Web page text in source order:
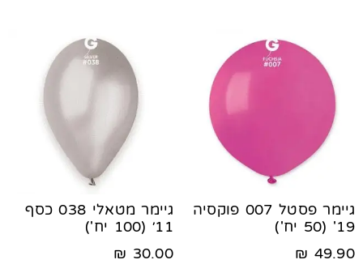
גיימר פסטל 007 פוקסיה
19' (50 יח')
49.90
₪
גיימר מטאלי 038 כסף
11׳ (100 יח')
30.00
₪